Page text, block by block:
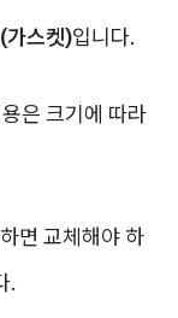
가스켓)입니다.
은 크기에 따라
면 교체해야 하
.